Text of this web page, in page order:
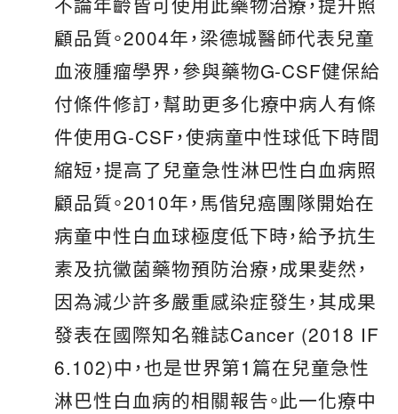
顧品質。2004年，梁德城醫師代表兒童
血液腫瘤學界，參與藥物G-CSF健保給
付條件修訂，幫助更多化療中病人有條
件使用G-CSF，使病童中性球低下時間
縮短，提高了兒童急性淋巴性白血病照
顧品質。2010年，馬偕兒癌團隊開始在
病童中性白血球極度低下時，給予抗生
素及抗黴菌藥物預防治療，成果斐然，
因為減少許多嚴重感染症發生，其成果
發表在國際知名雜誌Cancer (2018 IF
6.102)中，也是世界第1篇在兒童急性
淋巴性白血病的相關報告。此一化療中